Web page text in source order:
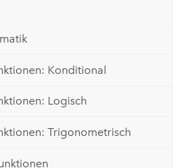
Konditional
Logisch
Trigonometrisch